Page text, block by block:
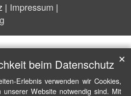
| Impressum |
beim Datenschutz
Erlebnis verwenden wir Cookies,
Website notwendig sind. Mit
✕